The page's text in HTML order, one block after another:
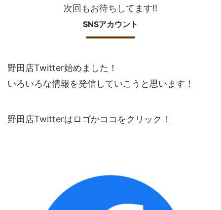
次回もお待ちしてます!!
SNSアカウント
野田店Twitter始めました！
いろいろな情報を発信していこうと思います！
野田店Twitterはロゴかココをクリック！